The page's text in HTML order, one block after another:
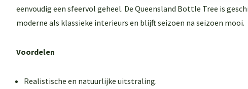
eenvoudig een sfeervol geheel. De Queensland Bottle Tree is
moderne als klassieke interieurs en blijft seizoen na seizoen mooi.
Voordelen
Realistische en natuurlijke uitstraling.